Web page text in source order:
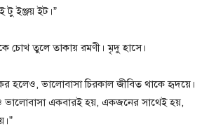
টু ইঞ্জয় ইট।”
চোখ তুলে তাকায় রমণী। মৃদু হাসে।
হলেও, ভালোবাসা চিরকাল জীবিত থাকে হৃদয়ে।
ভালোবাসা একবারই হয়, একজনের সাথেই হয়,